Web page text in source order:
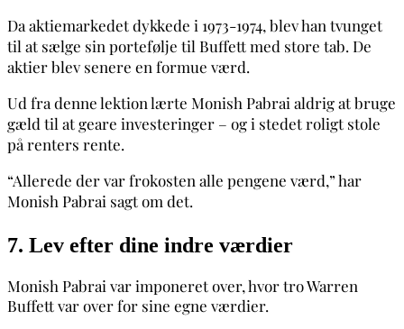
Da aktiemarkedet dykkede i 1973-1974, blev han tvunget
til at sælge sin portefølje til Buffett med store tab. De
aktier blev senere en formue værd.
Ud fra denne lektion lærte Monish Pabrai aldrig at bruge
gæld til at geare investeringer – og i stedet roligt stole
på renters rente.
“Allerede der var frokosten alle pengene værd,” har
Monish Pabrai sagt om det.
7. Lev efter dine indre værdier
Monish Pabrai var imponeret over, hvor tro Warren
Buffett var over for sine egne værdier.